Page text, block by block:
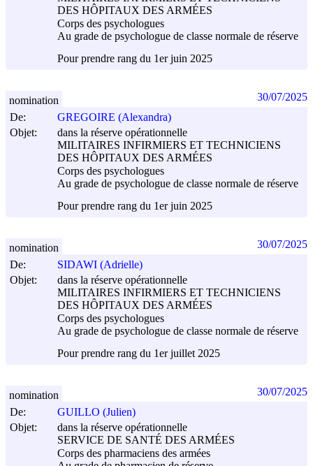
DES HÔPITAUX DES ARMÉES
Corps des psychologues
Au grade de psychologue de classe normale de réserve
Pour prendre rang du 1er juin 2025
De:
GREGOIRE (Alexandra)
Objet:
dans la réserve opérationnelle
MILITAIRES INFIRMIERS ET TECHNICIENS
DES HÔPITAUX DES ARMÉES
Corps des psychologues
Au grade de psychologue de classe normale de réserve
Pour prendre rang du 1er juin 2025
nomination 30/07/2025
De:
SIDAWI (Adrielle)
Objet:
dans la réserve opérationnelle
MILITAIRES INFIRMIERS ET TECHNICIENS
DES HÔPITAUX DES ARMÉES
Corps des psychologues
Au grade de psychologue de classe normale de réserve
Pour prendre rang du 1er juillet 2025
nomination 30/07/2025
De:
GUILLO (Julien)
Objet:
dans la réserve opérationnelle
SERVICE DE SANTÉ DES ARMÉES
Corps des pharmaciens des armées
nomination 30/07/2025